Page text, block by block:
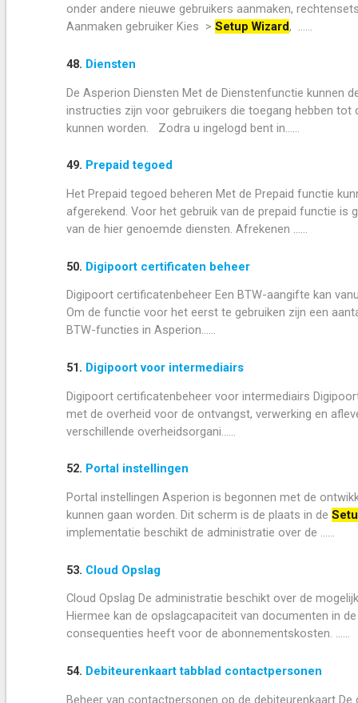
onder andere nieuwe gebruikers aanmaken,
Aanmaken gebruiker Kies > Setup Wizard, ......
48. Diensten
De Asperion Diensten Met de Dienstenfunctie kunnen
instructies zijn voor gebruikers die toegang hebben tot
kunnen worden. Zodra u ingelogd bent in......
49. Prepaid tegoed
Het Prepaid tegoed beheren Met de Prepaid functie
afgerekend. Voor het gebruik van de prepaid functie is
van de hier genoemde diensten. Afrekenen ......
50. Digipoort certificaten beheer
Digipoort certificatenbeheer Een BTW-aangifte kan
Om de functie voor het eerst te gebruiken zijn een
BTW-functies in Asperion......
51. Digipoort voor intermediairs
Digipoort certificatenbeheer voor intermediairs
met de overheid voor de ontvangst, verwerking en
verschillende overheidsorgani......
52. Portal instellingen
Portal instellingen Asperion is begonnen met de
kunnen gaan worden. Dit scherm is de plaats in de
implementatie beschikt de administratie over de ......
53. Cloud Opslag
Cloud Opslag De administratie beschikt over de
Hiermee kan de opslagcapaciteit van documenten in
consequenties heeft voor de abonnementskosten. ......
54. Debiteurenkaart tabblad contactpersonen
Beheer van contactpersonen op de debiteurenkaart